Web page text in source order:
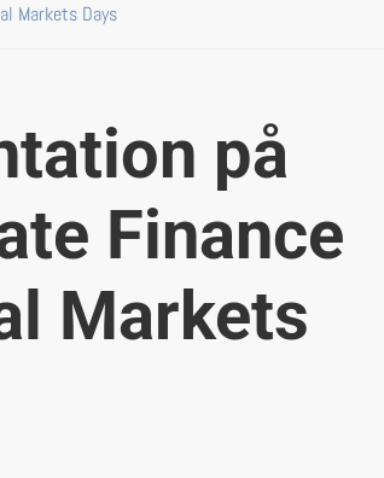
Markets Days
på
Finance
Markets